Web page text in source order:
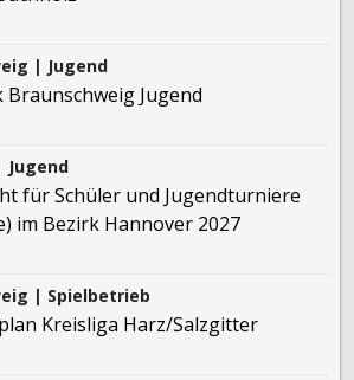
| Jugend
Jugend
Jugend
für Schüler und Jugendturniere
im Bezirk Hannover 2027
| Spielbetrieb
Kreisliga Harz/Salzgitter